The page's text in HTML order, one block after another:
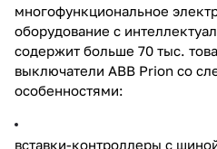
многофункциональное
оборудование с
содержит больше 70 тыс.
выключатели ABB Prion со
особенностями:
вставки-контроллеры с